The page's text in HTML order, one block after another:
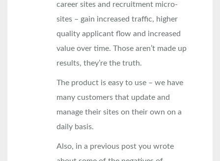
career sites and recruitment micro-
sites – gain increased traffic, higher
quality applicant flow and increased
value over time. Those aren’t made up
results, they’re the truth.
The product is easy to use – we have
many customers that update and
manage their sites on their own on a
daily basis.
Also, in a previous post you wrote